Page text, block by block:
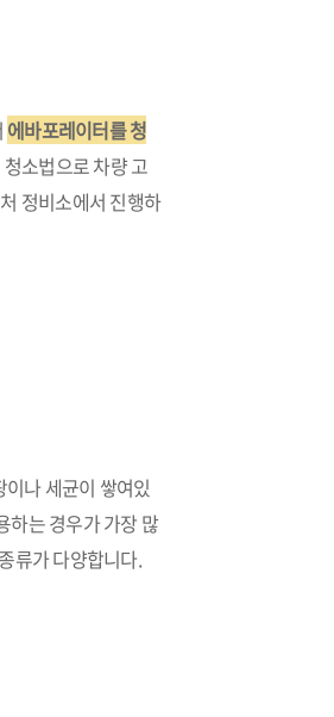
에바포레이터를 청
소법으로 차량 고
정비소에서 진행하
나 세균이 쌓여있
하는 경우가 가장 많
류가 다양합니다.